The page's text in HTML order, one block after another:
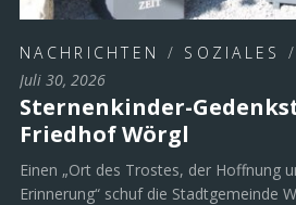
NACHRICHTEN / SOZIALES /
Juli 30, 2026
Sternenkinder-
Friedhof Wörgl
Einen „Ort des Trostes, der Hoffnung
Erinnerung“ schuf die Stadtgemeinde